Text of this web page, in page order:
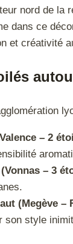
nord de la
dans ce
et créativité
– 2
– 3
(Megève –
son style